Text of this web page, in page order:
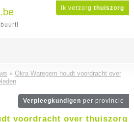
Ik verzorg thuiszorg
» Okra Waregem houdt voordracht over
Verpleegkundigen per provincie
voordracht over thuiszorg